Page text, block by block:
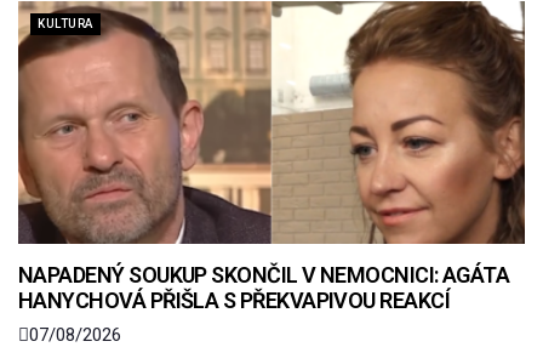
KULTURA
NAPADENÝ SOUKUP SKONČIL V NEMOCNICI: AGÁTA
HANYCHOVÁ PŘIŠLA S PŘEKVAPIVOU REAKCÍ
07/08/2026